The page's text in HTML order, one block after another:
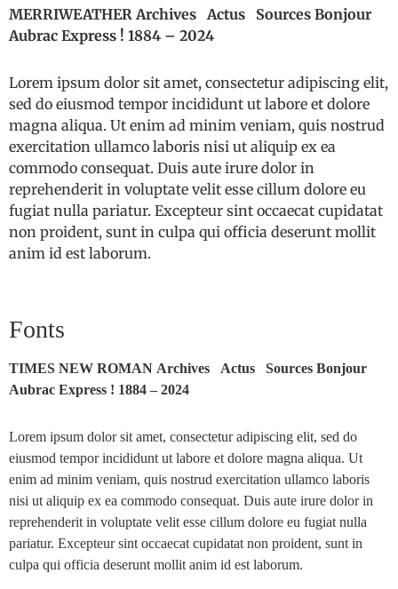
MERRIWEATHER Archives Actus Sources Bonjour
Aubrac Express ! 1884 – 2024
Lorem ipsum dolor sit amet, consectetur adipiscing elit,
sed do eiusmod tempor incididunt ut labore et dolore
magna aliqua. Ut enim ad minim veniam, quis nostrud
exercitation ullamco laboris nisi ut aliquip ex ea
commodo consequat. Duis aute irure dolor in
reprehenderit in voluptate velit esse cillum dolore eu
fugiat nulla pariatur. Excepteur sint occaecat cupidatat
non proident, sunt in culpa qui officia deserunt mollit
anim id est laborum.
Fonts
TIMES NEW ROMAN Archives Actus Sources Bonjour
Aubrac Express ! 1884 – 2024
Lorem ipsum dolor sit amet, consectetur adipiscing elit, sed do
eiusmod tempor incididunt ut labore et dolore magna aliqua. Ut
enim ad minim veniam, quis nostrud exercitation ullamco laboris
nisi ut aliquip ex ea commodo consequat. Duis aute irure dolor in
reprehenderit in voluptate velit esse cillum dolore eu fugiat nulla
pariatur. Excepteur sint occaecat cupidatat non proident, sunt in
culpa qui officia deserunt mollit anim id est laborum.